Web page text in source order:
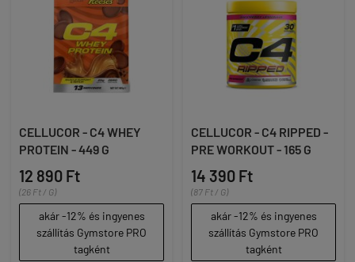
CELLUCOR - C4 WHEY
PROTEIN - 449 G
12 890 Ft
(26 Ft / G)
akár -12% és ingyenes
szállítás Gymstore PRO
tagként
CELLUCOR - C4 RIPPED -
PRE WORKOUT - 165 G
14 390 Ft
(87 Ft / G)
akár -12% és ingyenes
szállítás Gymstore PRO
tagként